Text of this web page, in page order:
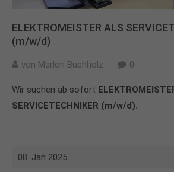
ELEKTROMEISTER ALS
(m/w/d)
von Marlon Buchholz 0
Wir suchen ab sofort
SERVICETECHNIKER (m/w/d).
08. Jan 2025